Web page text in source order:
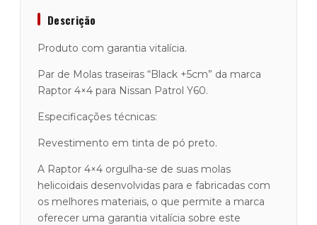
"Black
+5cm"
Patrol
Y60
Descrição
Produto com garantia vitalícia.
Par de Molas traseiras “Black +5cm” da marca
Raptor 4×4 para Nissan Patrol Y60.
Especificações técnicas:
Revestimento em tinta de pó preto.
A Raptor 4×4 orgulha-se de suas molas
helicoidais desenvolvidas para e fabricadas com
os melhores materiais, o que permite a marca
oferecer uma garantia vitalícia sobre este